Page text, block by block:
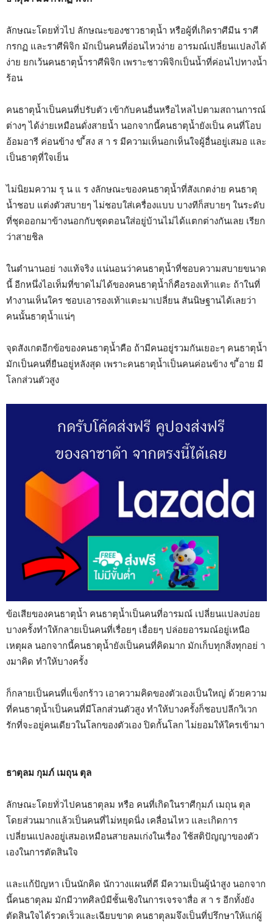
ลักษณะโดยทั่วไป ลักษณะของชาวธาตุน้ำ หรือผู้ที่เกิดราศีมีน ราศี
กรกฏ และราศีพิจิก มักเป็นคนที่อ่อนไหวง่าย อารมณ์เปลี่ยนแปลงได้
ง่าย ยกเว้นคนธาตุน้ำราศีพิจิก เพราะชาวพิจิกเป็นน้ำที่ค่อนไปทางน้ำ
ร้อน
คนธาตุน้ำเป็นคนที่ปรับตัว เข้ากับคนอื่นหรือไหลไปตามสถานการณ์
ต่างๆ ได้ง่ายเหมือนดั่งสายน้ำ นอกจากนี้คนธาตุน้ำยังเป็น คนที่โอบ
อ้อมอารี ค่อนข้าง ข ี้สง ส า ร มีความเห็นอกเห็นใจผู้อื่นอยู่เสมอ และ
เป็นธาตุที่ใจเย็น
ไม่นิยมความ รุ น แ ร งลักษณะของคนธาตุน้ำที่สังเกตง่าย คนธาตุ
น้ำชอบ แต่งตัวสบายๆ ไม่ชอบใส่เครื่องแบบ บางทีก็สบายๆ ในระดับ
ที่ชุดออกมาข้างนอกกับชุดตอนใส่อยู่บ้านไม่ได้แตกต่างกันเลย เรียก
ว่าสายชิล
ในตำนานอย่ างแท้จริง แน่นอนว่าคนธาตุน้ำที่ชอบความสบายขนาด
นี้ อีกหนึ่งไอเท็มที่ขาดไม่ได้ของคนธาตุน้ำก็คือรองเท้าแตะ ถ้าในที่
ทำงานเห็นใคร ชอบเอารองเท้าแตะมาเปลี่ยน สันนิษฐานได้เลยว่า
คนนั้นธาตุน้ำแน่ๆ
จุดสังเกตอีกข้อของคนธาตุน้ำคือ ถ้ามีคนอยู่รวมกันเยอะๆ คนธาตุน้ำ
มักเป็นคนที่ยืนอยู่หลังสุด เพราะคนธาตุน้ำเป็นคนค่อนข้าง ข ี้อาย มี
โลกส่วนตัวสูง
ข้อเสียของคนธาตุน้ำ คนธาตุน้ำเป็นคนที่อารมณ์ เปลี่ยนแปลงบ่อย
บางครั้งทำให้กลายเป็นคนที่เรื่อยๆ เอื่อยๆ ปล่อยอารมณ์อยู่เหนือ
เหตุผล นอกจากนี้คนธาตุน้ำยังเป็นคนที่คิดมาก มักเก็บทุกสิ่งทุกอย่ า
งมาคิด ทำให้บางครั้ง
ก็กลายเป็นคนที่แข็งกร้าว เอาความคิดของตัวเองเป็นใหญ่ ด้วยความ
ที่คนธาตุน้ำเป็นคนที่มีโลกส่วนตัวสูง ทำให้บางครั้งก็ชอบปลีกวิเวก
รักที่จะอยู่คนเดียวในโลกของตัวเอง ปิดกั้นโลก ไม่ยอมให้ใครเข้ามา
ธาตุลม กุมภ์ เมถุน ตุล
ลักษณะโดยทั่วไปคนธาตุลม หรือ คนที่เกิดในราศีกุมภ์ เมถุน ตุล
โดยส่วนมากแล้วเป็นคนที่ไม่หยุดนิ่ง เคลื่อนไหว และเกิดการ
เปลี่ยนแปลงอยู่เสมอเหมือนสายลมเก่งในเรื่อง ใช้สติปัญญาของตัว
เองในการตัดสินใจ
และแก้ปัญหา เป็นนักคิด นักวางแผนที่ดี มีความเป็นผู้นำสูง นอกจาก
นี้คนธาตุลม มักมีวาทศิลป์มีชั้นเชิงในการเจรจาสื่อ ส า ร อีกทั้งยัง
ตัดสินใจได้รวดเร็วและเฉียบขาด คนธาตุลมจึงเป็นที่ปรึกษาให้แก่ผู้